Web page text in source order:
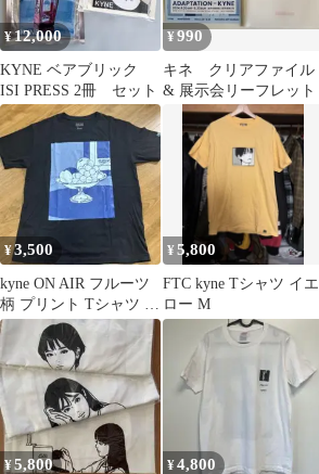
¥12,000
KYNE ベアブリック
ISI PRESS 2冊 セット
¥990
キネ クリアファイル
& 展示会リーフレット
¥3,500
kyne ON AIR フルーツ
柄 プリント Tシャツ ブ
ラック Lサイズ
¥5,800
FTC kyne Tシャツ イエ
ロー M
¥5,800 ¥4,800